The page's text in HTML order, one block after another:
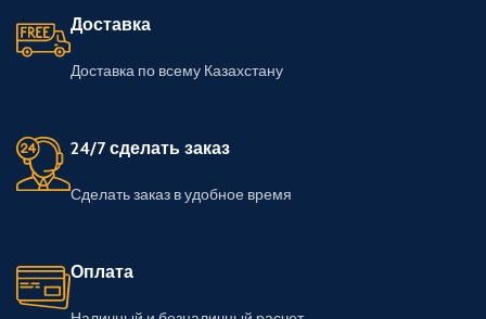
Доставка
Доставка по всему Казахстану
24/7 сделать заказ
Сделать заказ в удобное время
Оплата